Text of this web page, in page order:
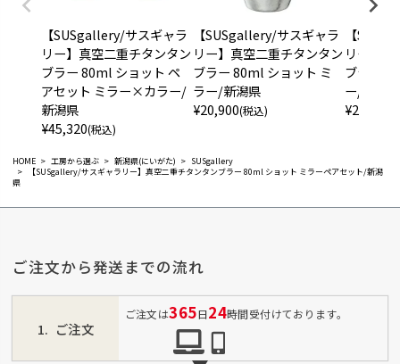
HOME 工房から選ぶ 新潟県(にいがた)
SUSgallery
【SUSgallery/サスギャラリー】真空二重チタンタンブラー 80ml ショット ミラーペアセット/新潟
県
【SUSgallery/サスギャラ
リー】真空二重チタンタン
ブラー 80ml ショット ペ
アセット ミラー×カラー/
新潟県
¥45,320(税込)
【SUSgallery/サスギャラ
リー】真空二重チタンタン
ブラー 80ml ショット ミ
ラー/新潟県
¥20,900(税込)
【
リー】
ブラー
ー/新潟県
¥29,700
ご注文から発送までの流れ
ご注文
ご注文は365日24時間受付けております。